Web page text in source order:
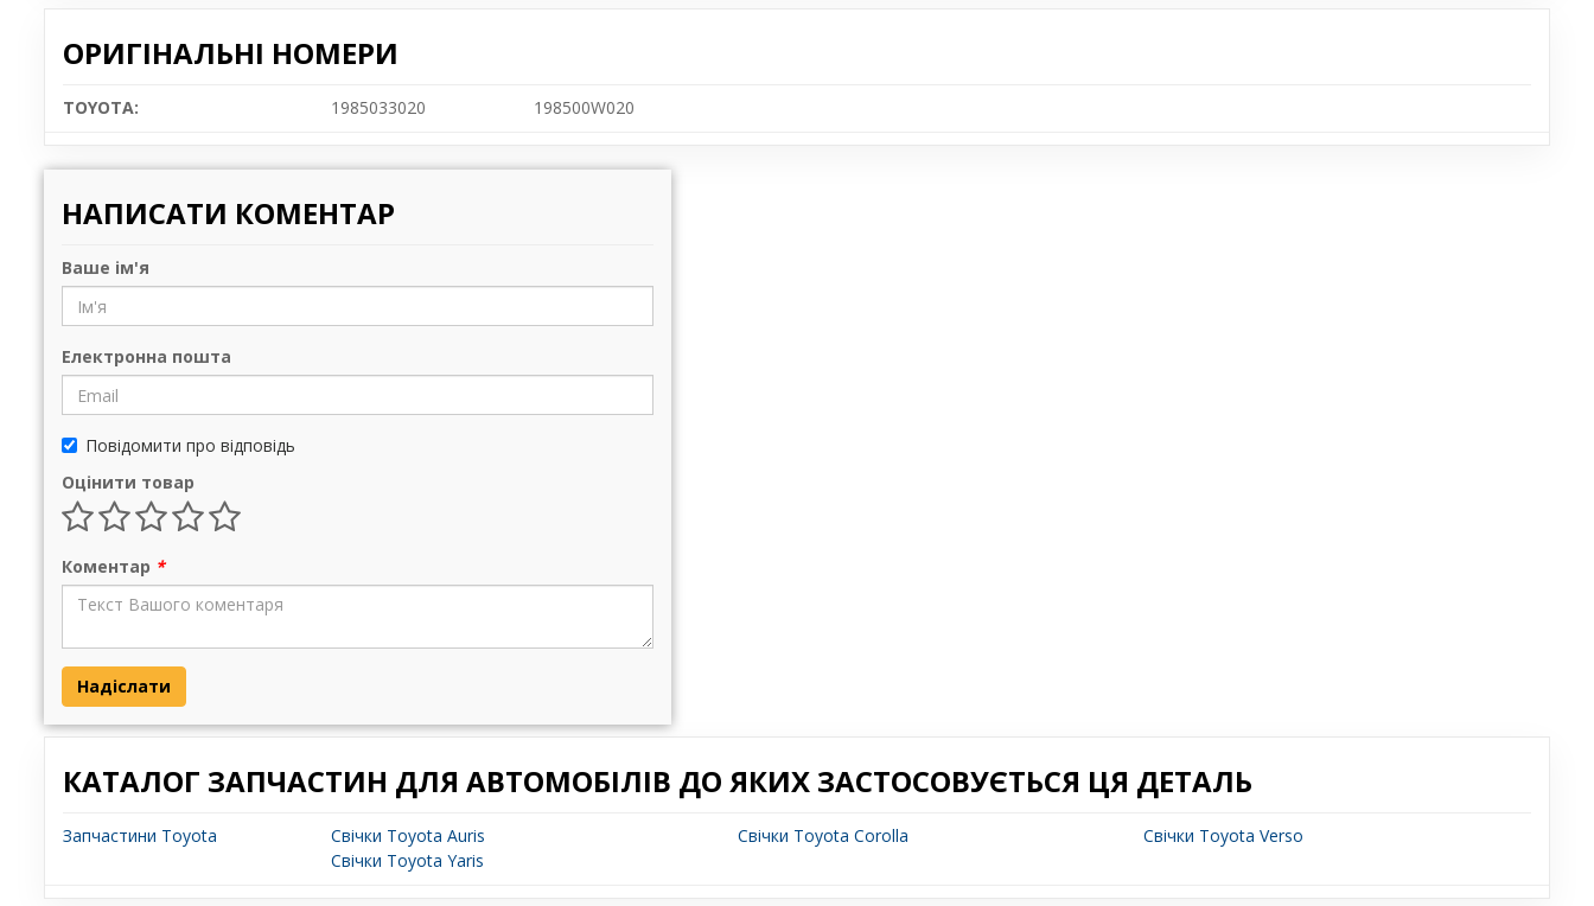
ОРИГІНАЛЬНІ НОМЕРИ
TOYOTA: 1985033020 198500W020
НАПИСАТИ КОМЕНТАР
Ваше ім'я
Електронна пошта
Повідомити про відповідь
Оцінити товар
Коментар *
Надіслати
КАТАЛОГ ЗАПЧАСТИН ДЛЯ АВТОМОБІЛІВ ДО ЯКИХ ЗАСТОСОВУЄТЬСЯ ЦЯ ДЕТАЛЬ
Запчастини Toyota Свічки Toyota Auris Свічки Toyota Corolla
Свічки Toyota Verso
Свічки Toyota Yaris